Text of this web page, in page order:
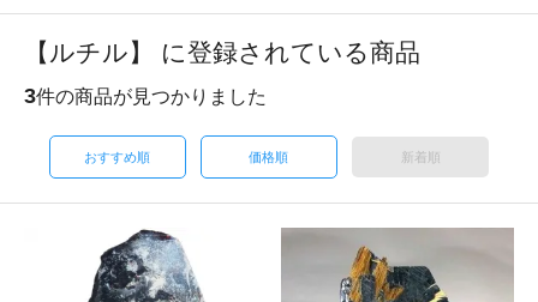
【ルチル】 に登録されている商品
3件の商品が見つかりました
おすすめ順 価格順 新着順